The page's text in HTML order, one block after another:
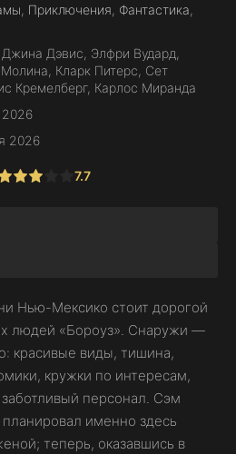
, Приключения, Фантастика,
Дэвис, Элфри Вудард,
Кларк Питерс, Сет
Кремелберг, Карлос Миранда
2026
7.7
Нью-Мексико стоит дорогой
людей «Бороуз». Снаружи —
красивые виды, тишина,
кружки по интересам,
персонал. Сэм
именно здесь
теперь, оказавшись в